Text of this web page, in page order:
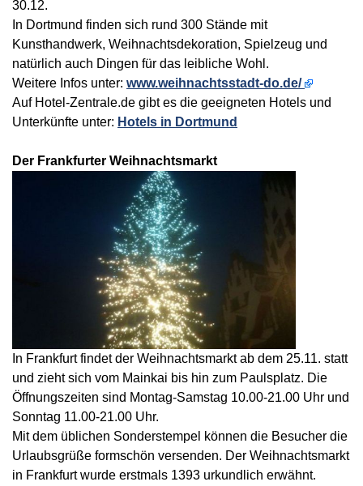
30.12.
In Dortmund finden sich rund 300 Stände mit
Kunsthandwerk, Weihnachtsdekoration, Spielzeug und
natürlich auch Dingen für das leibliche Wohl.
Weitere Infos unter: www.weihnachtsstadt-do.de/
Auf Hotel-Zentrale.de gibt es die geeigneten Hotels und
Unterkünfte unter: Hotels in Dortmund
Der Frankfurter Weihnachtsmarkt
In Frankfurt findet der Weihnachtsmarkt ab dem 25.11. statt
und zieht sich vom Mainkai bis hin zum Paulsplatz. Die
Öffnungszeiten sind Montag-Samstag 10.00-21.00 Uhr und
Sonntag 11.00-21.00 Uhr.
Mit dem üblichen Sonderstempel können die Besucher die
Urlaubsgrüße formschön versenden. Der Weihnachtsmarkt
in Frankfurt wurde erstmals 1393 urkundlich erwähnt.